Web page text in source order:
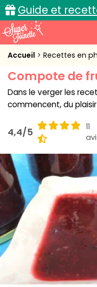
Guide et
Accueil
Recettes de cuisine
Cuisine pratique
L'actu cuisine
Accueil Recettes en
Compote de
Dans le verger les
commencent, du
4,4/5
11